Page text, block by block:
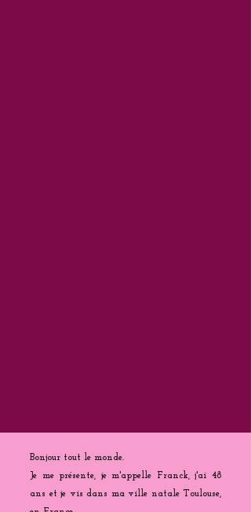
Bonjour tout le monde.
Je me présente, je m'appelle Franck, j'ai 48
ans et je vis dans ma ville natale Toulouse,